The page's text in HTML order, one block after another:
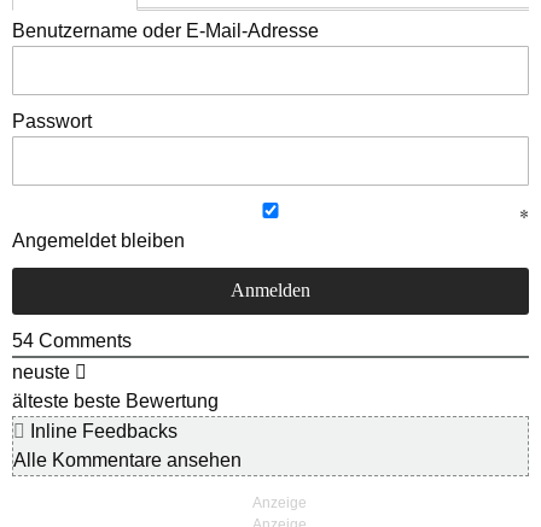
Benutzername oder E-Mail-Adresse
Passwort
Angemeldet bleiben
54 Comments
neuste
älteste beste Bewertung
Inline Feedbacks
Alle Kommentare ansehen